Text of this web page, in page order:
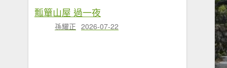
瓢簞山屋 過一夜
孫耀正 2026-07-22